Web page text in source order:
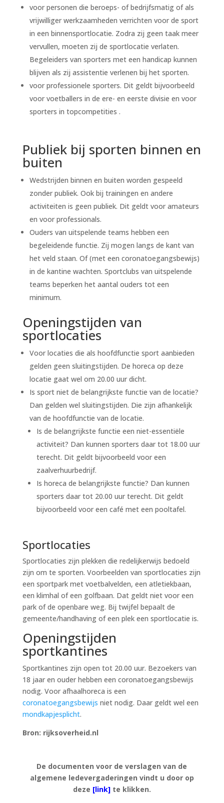
voor personen die beroeps- of bedrijfsmatig of als
vrijwilliger werkzaamheden verrichten voor de sport
in een binnensportlocatie. Zodra zij geen taak meer
vervullen, moeten zij de sportlocatie verlaten.
Begeleiders van sporters met een handicap kunnen
blijven als zij assistentie verlenen bij het sporten.
voor professionele sporters. Dit geldt bijvoorbeeld
voor voetballers in de ere- en eerste divisie en voor
sporters in topcompetities .
Publiek bij sporten binnen en
buiten
Wedstrijden binnen en buiten worden gespeeld
zonder publiek. Ook bij trainingen en andere
activiteiten is geen publiek. Dit geldt voor amateurs
en voor professionals.
Ouders van uitspelende teams hebben een
begeleidende functie. Zij mogen langs de kant van
het veld staan. Of (met een coronatoegangsbewijs)
in de kantine wachten. Sportclubs van uitspelende
teams beperken het aantal ouders tot een
minimum.
Openingstijden van
sportlocaties
Voor locaties die als hoofdfunctie sport aanbieden
gelden geen sluitingstijden. De horeca op deze
locatie gaat wel om 20.00 uur dicht.
Is sport niet de belangrijkste functie van de locatie?
Dan gelden wel sluitingstijden. Die zijn afhankelijk
van de hoofdfunctie van de locatie.
Is de belangrijkste functie een niet-essentiële
activiteit? Dan kunnen sporters daar tot 18.00 uur
terecht. Dit geldt bijvoorbeeld voor een
zaalverhuurbedrijf.
Is horeca de belangrijkste functie? Dan kunnen
sporters daar tot 20.00 uur terecht. Dit geldt
bijvoorbeeld voor een café met een pooltafel.
Sportlocaties
Sportlocaties zijn plekken die redelijkerwijs bedoeld
zijn om te sporten. Voorbeelden van sportlocaties zijn
een sportpark met voetbalvelden, een atletiekbaan,
een klimhal of een golfbaan. Dat geldt niet voor een
park of de openbare weg. Bij twijfel bepaalt de
gemeente/handhaving of een plek een sportlocatie is.
Openingstijden
sportkantines
Sportkantines zijn open tot 20.00 uur. Bezoekers van
18 jaar en ouder hebben een coronatoegangsbewijs
nodig. Voor afhaalhoreca is een
coronatoegangsbewijs niet nodig. Daar geldt wel een
mondkapjesplicht.
Bron: rijksoverheid.nl
De documenten voor de verslagen van de
algemene ledevergaderingen vindt u door op
deze [link] te klikken.